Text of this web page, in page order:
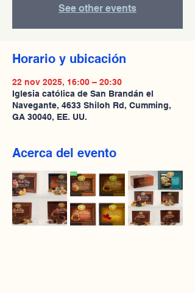
See other events
Horario y ubicación
22 nov 2025, 16:00 – 20:30
Iglesia católica de San Brandán el
Navegante, 4633 Shiloh Rd, Cumming,
GA 30040, EE. UU.
Acerca del evento